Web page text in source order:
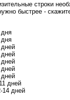
строки
быстрее -
дней
14 дней